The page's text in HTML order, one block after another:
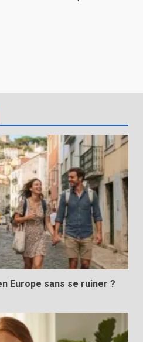
Europe sans se ruiner ?